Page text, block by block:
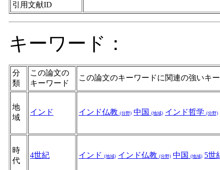
引用文献ID
キーワード：
分
類
この論文の
キーワード
この論文のキーワードに関連の強いキ
地
域
インド インド仏教 (分野) 中国 (地域) インド哲学 (分野)
時
代
4世紀 インド (地域) インド仏教 (分野) 中国 (地域) 5世